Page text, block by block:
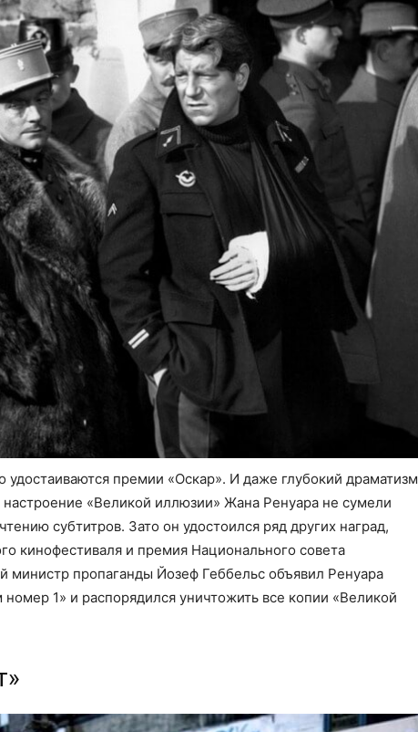
премии «Оскар». И даже глубокий драматизм
«Великой иллюзии» Жана Ренуара не сумели
субтитров. Зато он удостоился ряд других наград,
кинофестиваля и премия Национального совета
пропаганды Йозеф Геббельс объявил Ренуара
1» и распорядился уничтожить все копии «Великой